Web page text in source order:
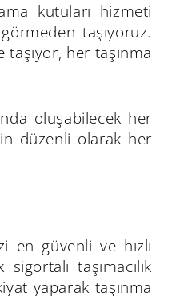
kutuları hizmeti
taşıyoruz.
her taşınma
oluşabilecek her
düzenli olarak her
en güvenli ve hızlı
taşımacılık
yaparak taşınma